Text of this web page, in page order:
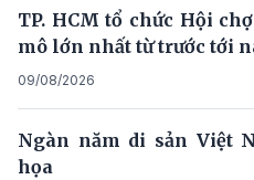
TP. HCM tổ chức Hội
mô lớn nhất từ trước tới
09/08/2026
Ngàn năm di sản Việt
họa